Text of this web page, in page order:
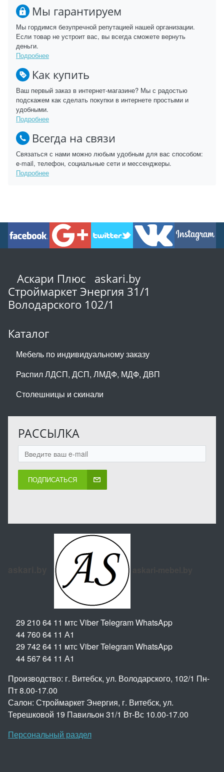
Мы гарантируем
Мы гордимся безупречной репутацией нашей организации.
Если товар не устроит вас, вы всегда сможете вернуть
деньги.
Подробнее
Как купить
Ваш первый заказ в интернет-магазине? Мы с радостью
подскажем как сделать покупки в интернете простыми и
удобными.
Подробнее
Всегда на связи
Связаться с нами можно любым удобным для вас способом:
e-mail, телефон, социальные сети и мессенджеры.
Подробнее
Аскари Плюс askari.by
Строймаркет Энергия 31/1
Володарского 102/1
Каталог
Мебель по индивидуальному заказу
Распил ЛДСП, ДСП, ЛМДФ, МДФ, ДВП
Столешницы и скинали
РАССЫЛКА
ПОДПИСАТЬСЯ
29 210 64 11 мтс Viber Telegram WhatsApp
44 760 64 11 А1
29 742 64 11 мтс Viber Telegram WhatsApp
44 567 64 11 А1
Производство: г. Витебск, ул. Володарского, 102/1 Пн-
Пт 8.00-17.00
Салон: Строймаркет Энергия, г. Витебск, ул.
Терешковой 19 Павильон 31/1 Вт-Вс 10.00-17.00
Персональный раздел